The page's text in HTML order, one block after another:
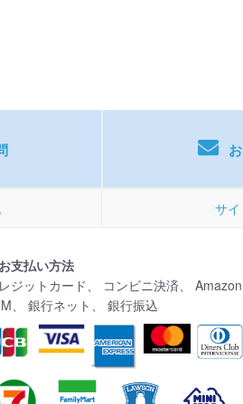
サ
支払い方法
ジットカード、 コンビニ決済、
、 銀行ネット、 銀行振込